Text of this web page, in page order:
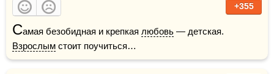
+355
Самая безобидная и крепкая любовь
Взрослым стоит поучиться…